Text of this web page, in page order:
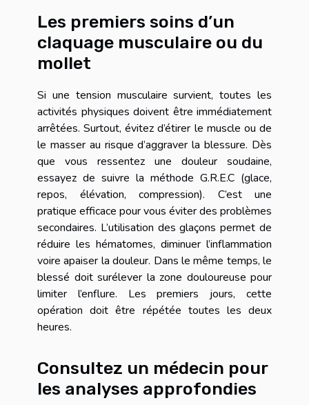
Les premiers soins d’un
claquage musculaire ou du
mollet
Si une tension musculaire survient, toutes les
activités physiques doivent être immédiatement
arrêtées. Surtout, évitez d’étirer le muscle ou de
le masser au risque d’aggraver la blessure. Dès
que vous ressentez une douleur soudaine,
essayez de suivre la méthode G.R.E.C (glace,
repos, élévation, compression). C’est une
pratique efficace pour vous éviter des problèmes
secondaires. L’utilisation des glaçons permet de
réduire les hématomes, diminuer l’inflammation
voire apaiser la douleur. Dans le même temps, le
blessé doit surélever la zone douloureuse pour
limiter l’enflure. Les premiers jours, cette
opération doit être répétée toutes les deux
heures.
Consultez un médecin pour
les analyses approfondies